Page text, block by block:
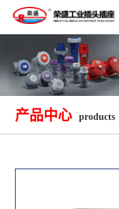
产品中心 products